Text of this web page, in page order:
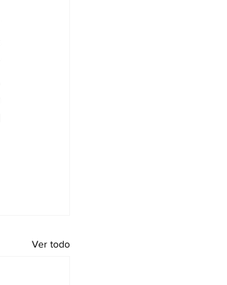
Ver todo